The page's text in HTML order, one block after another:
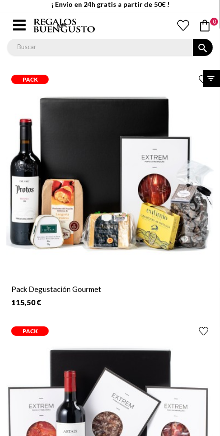
¡ Envío en 24h gratis a partir de 50€ !
0
search
PACK
Pack Degustación Gourmet
115,50 €
PACK